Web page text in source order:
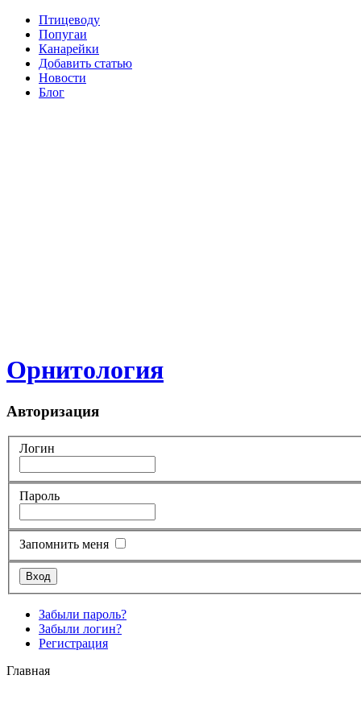
Птицеводу
Попугаи
Канарейки
Добавить статью
Новости
Блог
Орнитология
Авторизация
Логин
Пароль
Запомнить меня
Забыли пароль?
Забыли логин?
Регистрация
Главная